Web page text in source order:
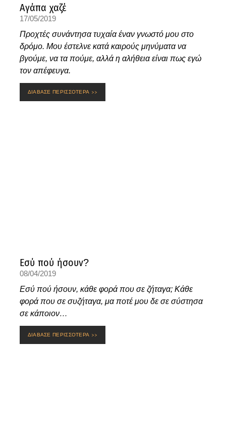
Αγάπα χαζέ
17/05/2019
Προχτές συνάντησα τυχαία έναν γνωστό μου στο
δρόμο. Μου έστελνε κατά καιρούς μηνύματα να
βγούμε, να τα πούμε, αλλά η αλήθεια είναι πως εγώ
τον απέφευγα.
ΔΙΑΒΑΣΕ ΠΕΡΙΣΣΟΤΕΡΑ >>
Εσύ πού ήσουν?
08/04/2019
Εσύ πού ήσουν, κάθε φορά που σε ζήταγα; Κάθε
φορά που σε συζήταγα, μα ποτέ μου δε σε σύστησα
σε κάποιον…
ΔΙΑΒΑΣΕ ΠΕΡΙΣΣΟΤΕΡΑ >>